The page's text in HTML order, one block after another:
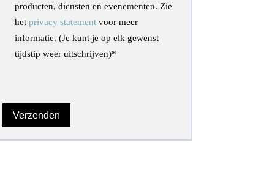
producten, diensten en evenementen. Zie
het privacy statementvoor meer
informatie. (Je kunt je op elk gewenst
tijdstip weer uitschrijven)*